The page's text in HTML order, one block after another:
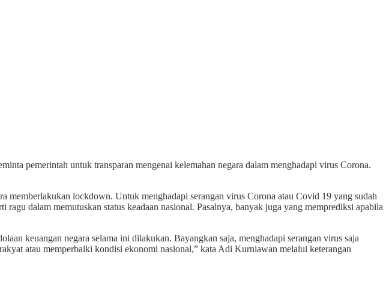
pemerintah untuk transparan mengenai kelemahan negara dalam menghadapi virus Corona.
lockdown. Untuk menghadapi serangan virus Corona atau Covid 19 yang sudah
dalam memutuskan status keadaan nasional. Pasalnya, banyak juga yang memprediksi apabila
keuangan negara selama ini dilakukan. Bayangkan saja, menghadapi serangan virus saja
atau memperbaiki kondisi ekonomi nasional,” kata Adi Kurniawan melalui keterangan